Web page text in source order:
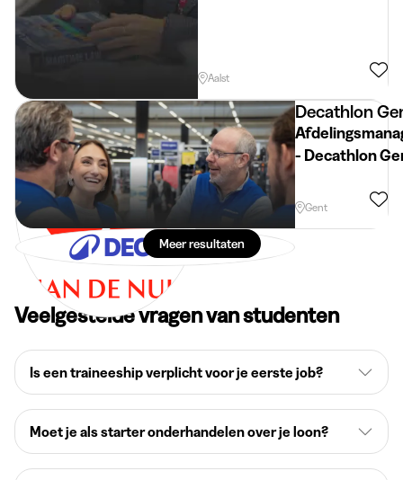
Aalst
Decathlon
- Decathlon
Gent
Meer resultaten
Veelgestelde vragen van studenten
Is een traineeship verplicht voor je eerste job?
Moet je als starter onderhandelen over je loon?